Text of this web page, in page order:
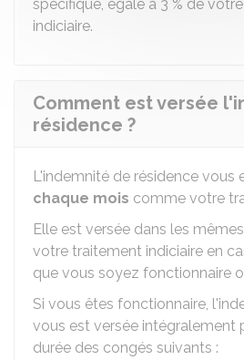
spécifique, égale à 3 % de
indiciaire.
Comment est versée
résidence ?
L'indemnité de résidence vous
chaque mois comme votre
Elle est versée dans les
votre traitement indiciaire en
que vous soyez fonctionnaire
Si vous êtes fonctionnaire,
vous est versée intégralement
durée des congés suivants :